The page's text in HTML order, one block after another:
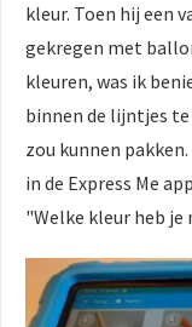
kleur. Toen hij een
gekregen met
kleuren, was ik
binnen de lijntjes
zou kunnen
in de Express Me
"Welke kleur heb je